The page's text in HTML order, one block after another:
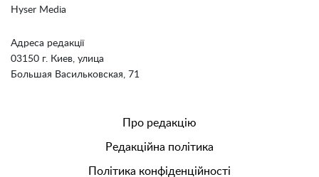
Hyser Media
Адреса редакції
03150 г. Киев, улица
Большая Васильковская, 71
Про редакцію
Редакційна політика
Політика конфіденційності